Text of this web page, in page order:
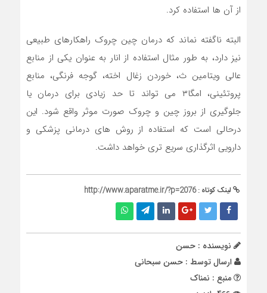
از آن ها استفاده کرد.
البته ناگفته نماند که درمان چین چروک راهکارهای طبیعی
نیز دارد، به طور مثال استفاده از انار به عنوان یکی از منابع
عالی ویتامین ث، خوردن زغال اخته، گوجه فرنگی، منابع
پروتئینی، امگا۳ می تواند تا حد زیادی برای درمان یا
جلوگیری از بروز چین و چروک صورت موثر واقع شود. این
درحالی است که استفاده از روش های درمانی پزشکی و
دارویی اثرگذاری سریع تری خواهد داشت.
لینک کوتاه :http://www.aparatme.ir/?p=2076
نویسنده : حسن
ارسال توسط : حسن سبحانی
منبع : نمناک